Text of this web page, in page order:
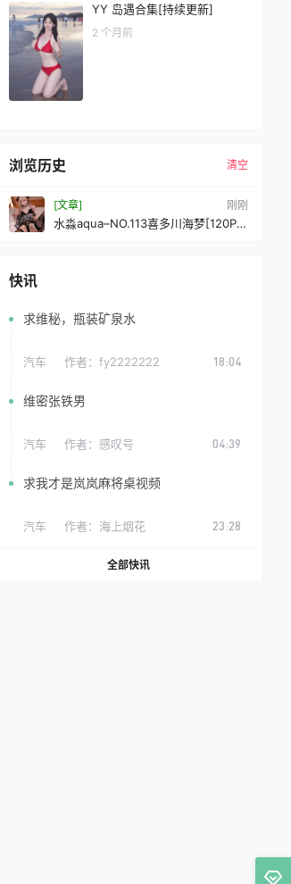
YY 岛遇合集[持续更新]
2 个月前
浏览历史 清空
[文章] 刚刚
水淼aqua–NO.113喜多川海梦[120P-
快讯
求维秘，瓶装矿泉水
汽车 作者： fy2222222 18:04
维密张铁男
汽车 作者： 感叹号 04:39
求我才是岚岚麻将桌视频
汽车 作者： 海上烟花 23:28
全部快讯